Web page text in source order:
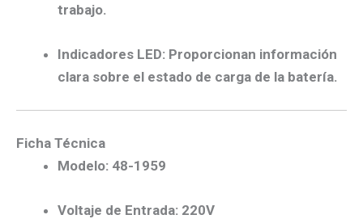
trabajo.
Indicadores LED: Proporcionan información
clara sobre el estado de carga de la batería.​
Ficha Técnica
Modelo: 48-1959
Voltaje de Entrada: 220V